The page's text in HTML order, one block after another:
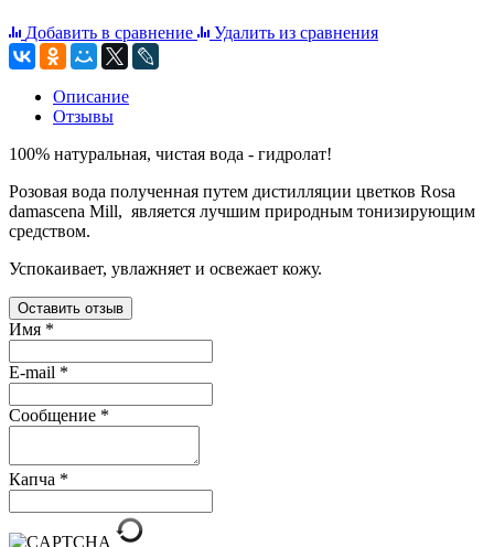
Добавить в сравнение Удалить из сравнения
Описание
Отзывы
100% натуральная, чистая вода - гидролат!
Розовая вода полученная путем дистилляции цветков Rosa
damascena Mill, является лучшим природным тонизирующим
средством.
Успокаивает, увлажняет и освежает кожу.
Оставить отзыв
Имя *
E-mail *
Сообщение *
Капча *